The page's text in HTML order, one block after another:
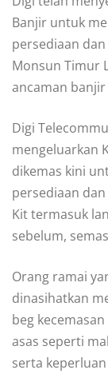
Banjir untuk
persediaan
Monsun Timur
ancaman
Digi
mengeluarkan
dikemas kini
persediaan
Kit termasuk
sebelum,
Orang ramai
dinasihatkan
beg
asas seperti
serta